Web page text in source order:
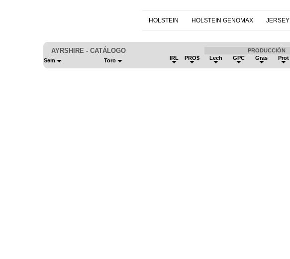
HOLSTEIN HOLSTEIN GENOMAX JERSEY
AYRSHIRE - CATÁLOGO PRODUCCIÓN
Sem Toro IRL PRO$ Lech GPC Gras Prot